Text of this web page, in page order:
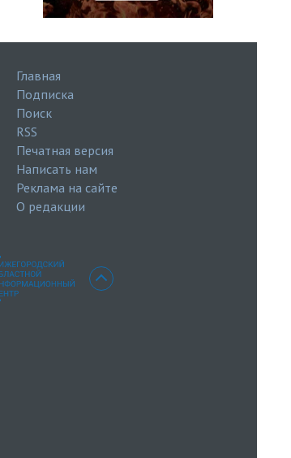
Главная
Подписка
Поиск
RSS
Печатная версия
Написать нам
Реклама на сайте
О редакции